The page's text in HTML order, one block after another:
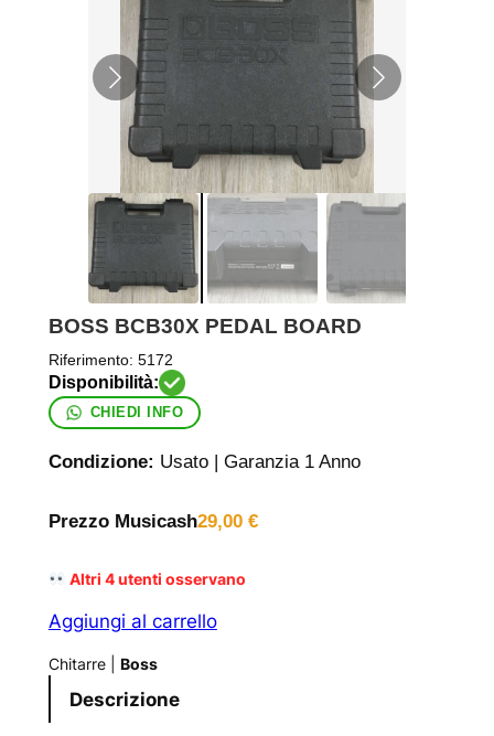
BOSS BCB30X PEDAL BOARD
Riferimento: 5172
CHIEDI INFO
Condizione: Usato | Garanzia 1 Anno
Prezzo Musicash29,00 €
Altri4utenti osservano
Aggiungi al carrello
Chitarre| Boss
Descrizione